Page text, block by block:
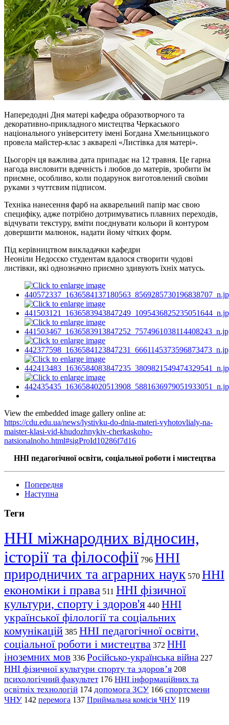
Напередодні Дня матері кафедра образотворчого та
декоративно-прикладного мистецтва Черкаського
національного університету імені Богдана Хмельницького
провела майстер-клас з акварелі «Листівка для матері».
Цьогоріч ця важлива дата припадає на 12 травня. Це гарна
нагода висловити вдячність і любов до матерів, зробити їм
приємне, особливо, коли подарунок виготовлений своїми
руками з чуттєвим підписом.
Техніка нанесення фарб на акварельний папір має свою
специфіку, адже потрібно дотримуватись плавних переходів,
відчувати текстуру, вміти поєднувати кольори й контуром
довершити малюнок, надати йому чітких форм.
Під керівництвом викладачки кафедри
Неоніли Недосєко студентам вдалося створити чудові
листівки, які однозначно приємно здивують їхніх матусь.
View the embedded image gallery online at:
https://cdu.edu.ua/news/lystivku-do-dnia-materi-vyhotovlialy-na-
maister-klasi-vid-khudozhnykiv-cherkaskoho-
natsionalnoho.html#sigProId10286f7d16
ННІ педагогічної освіти, соціальної роботи імистецтва
Попередня
Наступна
Теги
ННІ міжнародних відносин,
історії та філософії 796 ННІ
природничих та аграрних наук 570 ННІ
економіки і права 511 ННІ фізичної
культури, спорту і здоров'я 440 ННІ
української філології та соціальних
комунікацій 385 ННІ педагогічної освіти,
соціальної роботи і мистецтва 372 ННІ
іноземних мов 336 Російсько-українська війна 227
ННІ фізичної культури спорту та здоров’я 208
психологічний факультет 176 ННІ інформаційних та
освітніх технологій 174 допомога ЗСУ 166 спортсмени
ЧНУ 142 перемога 137 Приймальна комісія ЧНУ 119